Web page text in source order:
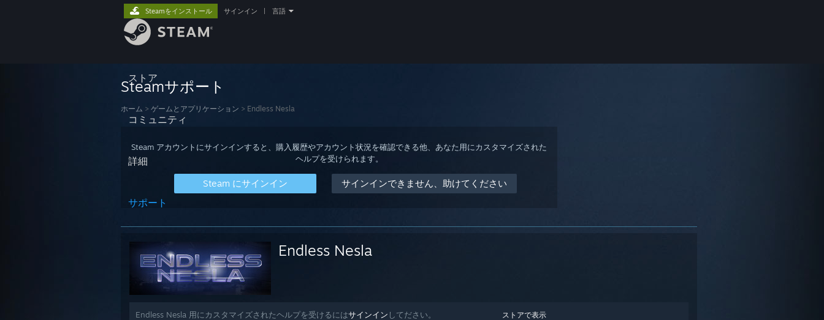
ストア
コミュニティ
詳細
サポート
Steamをインストール サインイン 言語
Steamサポート
ホーム > ゲームとアプリケーション > Endless Nesla
Steam アカウントにサインインすると、購入履歴やアカウント状況を確認できる他、あなた用にカスタマイズされた
ヘルプを受けられます。
Steam にサインイン サインインできません、助けてください
Endless Nesla
ストアで表示
Endless Nesla 用にカスタマイズされたヘルプを受けるにはサインイン してださい。